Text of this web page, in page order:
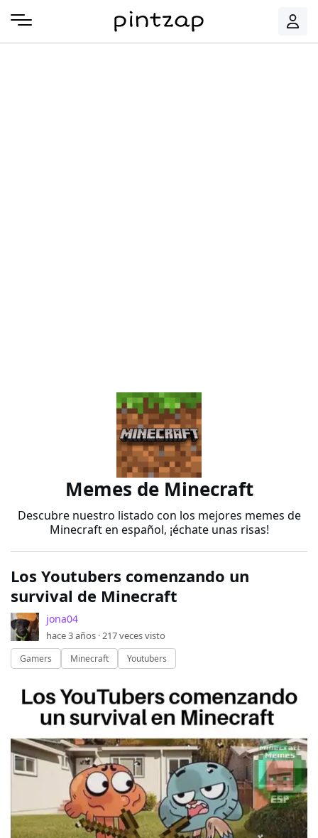
Memes de Minecraft
Descubre nuestro listado con los mejores memes de
Minecraft en español, ¡échate unas risas!
Los Youtubers comenzando un
survival de Minecraft
jona04
hace 3 años ·217veces visto
Gamers Minecraft Youtubers